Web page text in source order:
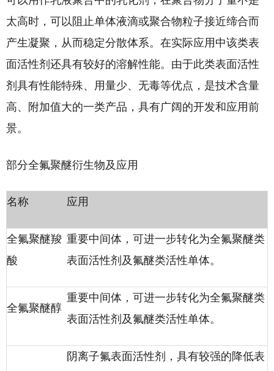
太高时，可以阻止单体液滴或聚合物粒子接近缔合而
产生凝聚，从而稳定分散体系。在实际应用中该类表
面活性剂还具有较好的溶解性能。由于此类表面活性
剂具有性能特殊、用量少、无毒等优点，是技术含量
高、附加值大的一类产品，具有广阔的开发和应用前
景。
部分全氟聚醚衍生物及应用
名称 应用
全氟聚醚羧
酸
重要中间体，可进一步转化为全氟聚醚类
表面活性剂及氟醚类活性单体。
全氟聚醚醇
重要中间体，可进一步转化为全氟聚醚类
表面活性剂及氟醚类活性单体。
阴离子氟表面活性剂，具有较强的降低表